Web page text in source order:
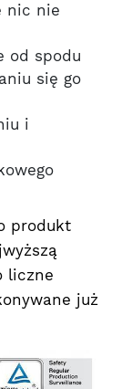
nic nie
od spodu
się go
i
produkt
liczne
już